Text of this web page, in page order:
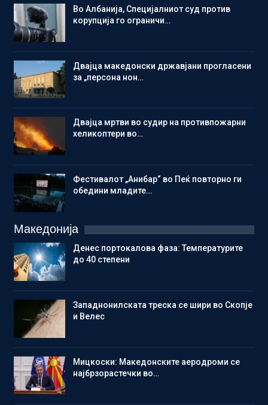
Во Албанија, Специјалниот суд против
корупција го ограничи…
Двајца македонски државјани прогласени
за „персона нон…
Двајца мртви во судир на противпожарни
хеликоптери во…
Фестивалот „Анибар“ во Пеќ повторно ги
обедини младите…
Македонија
Денес портокалова фаза: Температурите
до 40 степени
Западнонилската треска се шири во Скопје
и Велес
Мицкоски: Македонските аеродроми се
најбрзорастечки во…